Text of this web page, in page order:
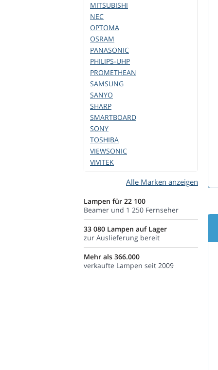
MITSUBISHI
NEC
OPTOMA
OSRAM
PANASONIC
PHILIPS-UHP
PROMETHEAN
SAMSUNG
SANYO
SHARP
SMARTBOARD
SONY
TOSHIBA
VIEWSONIC
VIVITEK
Alle Marken anzeigen
Lampen für 22 100
Beamer und 1 250 Fernseher
33 080 Lampen auf Lager
zur Auslieferung bereit
Mehr als 366.000
verkaufte Lampen seit 2009